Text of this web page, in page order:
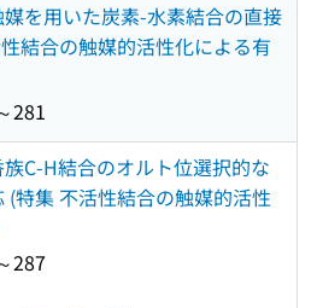
を用いた炭素-水素結合の直接
結合の触媒的活性化による有
281
C-H結合のオルト位選択的な
(特集 不活性結合の触媒的活性
287